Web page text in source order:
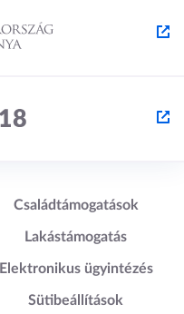
Lábléc2
Családtámogatások
Lakástámogatás
Elektronikus ügyintézés
Sütibeállítások